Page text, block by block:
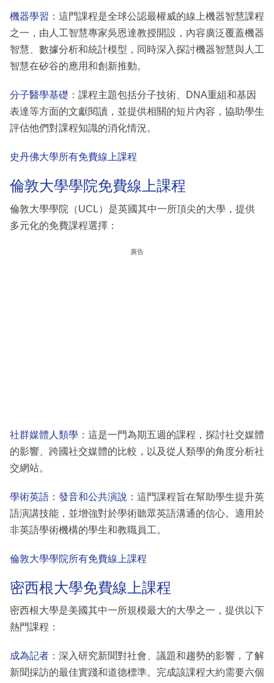
機器學習 ：這門課程是全球公認最權威的線上機器智慧課程
之一，由人工智慧專家吳恩達教授開設，內容廣泛覆蓋機器
智慧、數據分析和統計模型，同時深入探討機器智慧與人工
智慧在矽谷的應用和創新推動。
分子醫學基礎 ：課程主題包括分子技術、DNA重組和基因
表達等方面的文獻閱讀，並提供相關的短片內容，協助學生
評估他們對課程知識的消化情況。
史丹佛大學所有免費線上課程
倫敦大學學院免費線上課程
倫敦大學學院（UCL）是英國其中一所頂尖的大學，提供
多元化的免費課程選擇：
廣告
社群媒體人類學 ：這是一門為期五週的課程，探討社交媒體
的影響、跨國社交媒體的比較，以及從人類學的角度分析社
交網站。
學術英語：發音和公共演說 ：這門課程旨在幫助學生提升英
語演講技能，並增強對於學術聽眾英語溝通的信心。適用於
非英語學術機構的學生和教職員工。
倫敦大學學院所有免費線上課程
密西根大學免費線上課程
密西根大學是美國其中一所規模最大的大學之一，提供以下
熱門課程：
成為記者 ：深入研究新聞對社會、議題和趨勢的影響，了解
新聞採訪的最佳實踐和道德標準。完成該課程大約需要六個